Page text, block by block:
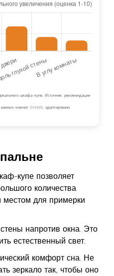
шкафа-купе. Источник: рекомендации
комнат (NKBA), адаптировано.
купе позволяет
количества
для примерки
напротив окна. Это
естественный свет.
комфорт сна. Не
зеркало так, чтобы оно